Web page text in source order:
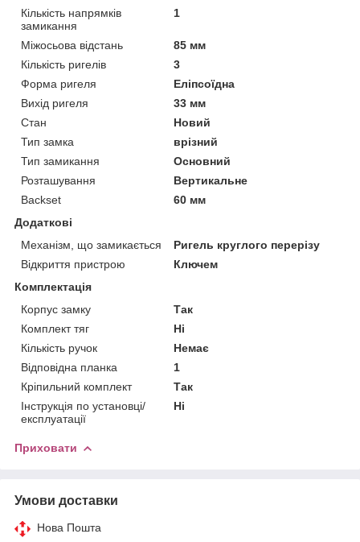
Кількість напрямків
замикання
1
Міжосьова відстань
85 мм
Кількість ригелів
3
Форма ригеля
Еліпсоїдна
Вихід ригеля
33 мм
Стан
Новий
Тип замка
врізний
Тип замикання
Основний
Розташування
Вертикальне
Backset
60 мм
Додаткові
Механізм, що замикається
Ригель круглого перерізу
Відкриття пристрою
Ключем
Комплектація
Корпус замку
Так
Комплект тяг
Ні
Кількість ручок
Немає
Відповідна планка
1
Кріпильний комплект
Так
Інструкція по установці/
експлуатації
Ні
Приховати
Умови доставки
Нова Пошта